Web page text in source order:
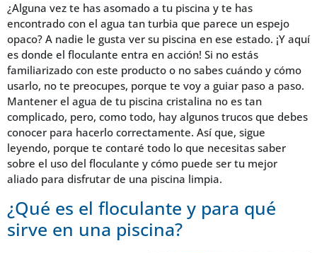
¿Alguna vez te has asomado a tu piscina y te has
encontrado con el agua tan turbia que parece un espejo
opaco? A nadie le gusta ver su piscina en ese estado. ¡Y aquí
es donde el floculante entra en acción! Si no estás
familiarizado con este producto o no sabes cuándo y cómo
usarlo, no te preocupes, porque te voy a guiar paso a paso.
Mantener el agua de tu piscina cristalina no es tan
complicado, pero, como todo, hay algunos trucos que debes
conocer para hacerlo correctamente. Así que, sigue
leyendo, porque te contaré todo lo que necesitas saber
sobre el uso del floculante y cómo puede ser tu mejor
aliado para disfrutar de una piscina limpia.
¿Qué es el floculante y para qué
sirve en una piscina?